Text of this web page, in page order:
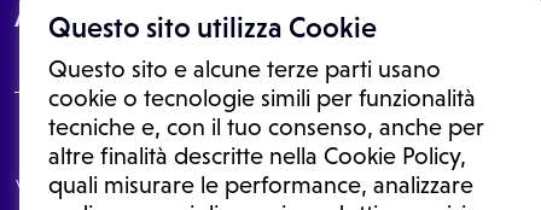
Questo sito utilizza Cookie
Questo sito e alcune terze parti usano
cookie o tecnologie simili per funzionalità
tecniche e, con il tuo consenso, anche per
altre finalità descritte nella Cookie Policy,
quali misurare le performance, analizzare
About
Le informazioni proposte in questo sito non sono un consulto medico.
In nessun caso, queste informazioni sostituiscono un consulto, una
visita o una diagnosi formulata dal medico. Non si devono considerare
le informazioni disponibili come suggerimenti per la formulazione di